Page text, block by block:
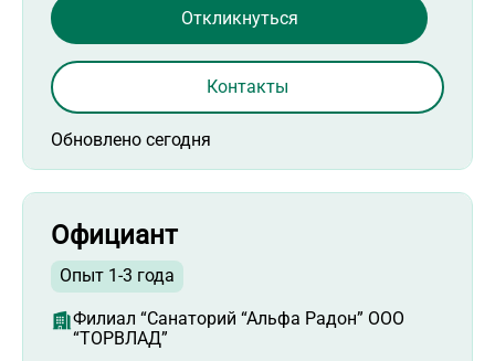
Обновлено сегодня
Откликнуться
Контакты
Официант
Опыт 1-3 года
Филиал “Санаторий “Альфа Радон” ООО
“ТОРВЛАД”